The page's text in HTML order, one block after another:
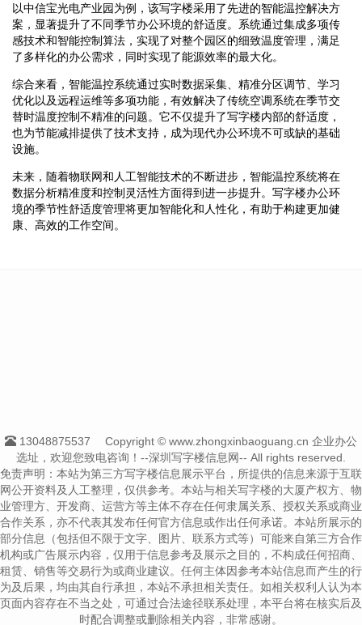
以中信宝光电产业园为例，该写字楼采用了先进的智能温控解决方
案，显著提升了不同季节办公环境的舒适度。系统通过集成多项传
感技术和智能控制算法，实现了对整个园区的细致温度管理，满足
了多样化的办公需求，同时实现了能源效率的最大化。
综合来看，智能温控系统通过实时数据采集、精准分区调节、学习
优化以及远程运维等多项功能，有效解决了传统空调系统在季节交
替时温度控制不精准的问题。它不仅提升了写字楼内部的舒适度，
也为节能减排提供了技术支持，成为现代办公环境不可或缺的基础
设施。
未来，随着物联网和人工智能技术的不断进步，智能温控系统将在
数据分析精准度和控制灵活性方面得到进一步提升。写字楼办公环
境的季节性舒适度管理将更加智能化和人性化，有助于构建更加健
康、高效的工作空间。
13048875537
Copyright © www.zhongxinbaoguang.cn 企业办公
选址，欢迎您致电咨询！--深圳写字楼信息网-- All rights reserved.
免责声明：本站为第三方写字楼信息展示平台，所提供的信息来源于互联
网公开资料及人工整理，仅供参考。本站与相关写字楼的大厦产权方、物
业管理方、开发商、运营方等主体不存在任何隶属关系、授权关系或商业
合作关系，亦不代表其发布任何官方信息或作出任何承诺。本站所展示的
部分信息（包括但不限于文字、图片、联系方式等）可能来自第三方合作
机构或广告展示内容，仅用于信息参考及展示之目的，不构成任何招商、
租赁、销售等交易行为或商业建议。任何主体因参考本站信息而产生的行
为及后果，均由其自行承担，本站不承担相关责任。如相关权利人认为本
页面内容存在不当之处，可通过合法途径联系处理，本平台将在核实后及
时配合调整或删除相关内容，非常感谢。